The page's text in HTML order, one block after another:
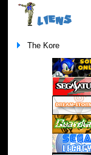
LIENS
The Kore